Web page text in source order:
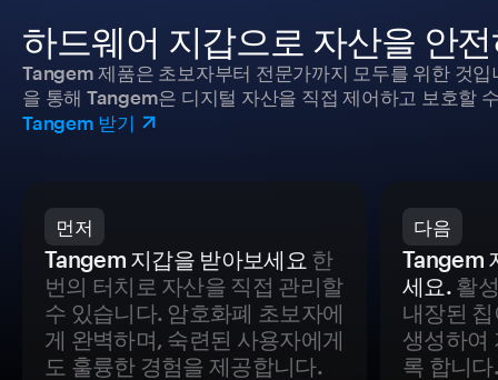
하드웨어 지갑으로 자산을 안
Tangem 제품은 초보자부터 전문가까지 모두를 위한 것
을 통해 Tangem은 디지털 자산을 직접 제어하고 보호할
Tangem 받기
먼저
Tangem 지갑을 받아보세요 한
번의 터치로 자산을 직접 관리할
수 있습니다. 암호화폐 초보자에
게 완벽하며, 숙련된 사용자에게
도 훌륭한 경험을 제공합니다.
다음
Tangem
세요.활
내장된
생성하여
록 합니다.